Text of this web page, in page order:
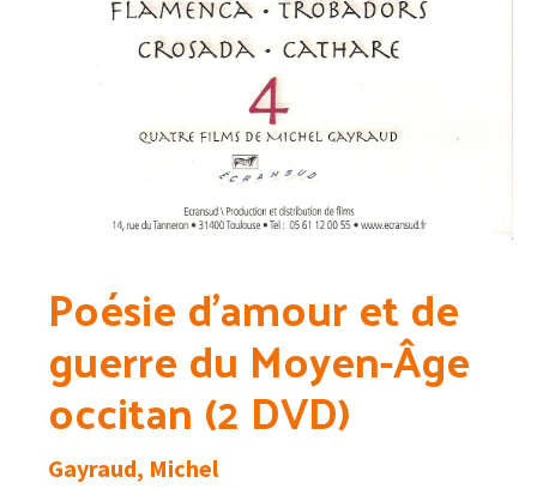
Poésie d’amour et de
guerre du Moyen-Âge
occitan (2 DVD)
Gayraud, Michel